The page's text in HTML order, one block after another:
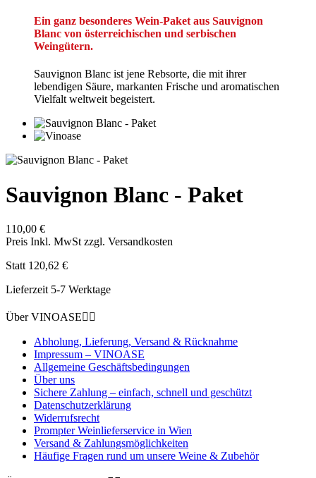
Ein ganz besonderes Wein-Paket aus Sauvignon
Blanc von österreichischen und serbischen
Weingütern.
Sauvignon Blanc ist jene Rebsorte, die mit ihrer
lebendigen Säure, markanten Frische und aromatischen
Vielfalt weltweit begeistert.
Sauvignon Blanc - Paket
110,00 €
Preis Inkl. MwSt zzgl. Versandkosten
Statt 120,62 €
Lieferzeit 5-7 Werktage
Über VINOASE 
Abholung, Lieferung, Versand & Rücknahme
Impressum – VINOASE
Allgemeine Geschäftsbedingungen
Über uns
Sichere Zahlung – einfach, schnell und geschützt
Datenschutzerklärung
Widerrufsrecht
Prompter Weinlieferservice in Wien
Versand & Zahlungsmöglichkeiten
Häufige Fragen rund um unsere Weine & Zubehör